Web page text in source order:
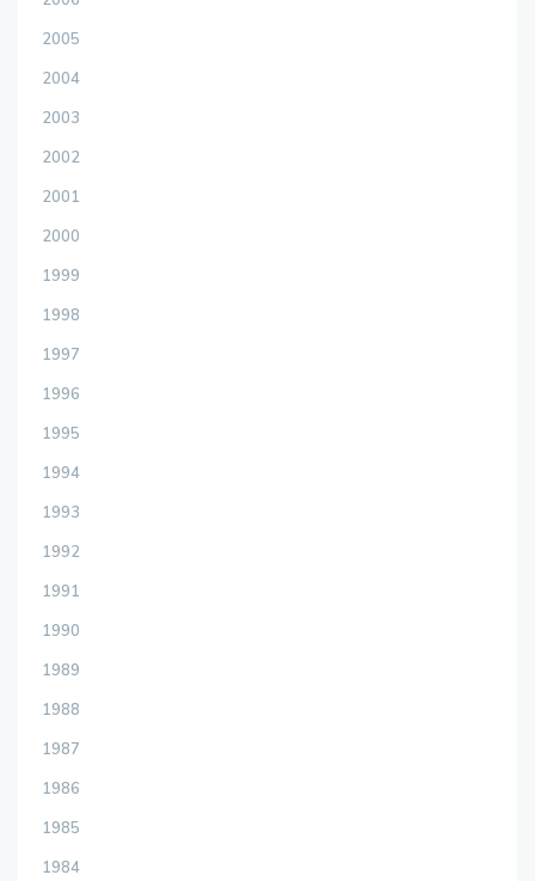
2005
2004
2003
2002
2001
2000
1999
1998
1997
1996
1995
1994
1993
1992
1991
1990
1989
1988
1987
1986
1985
1984